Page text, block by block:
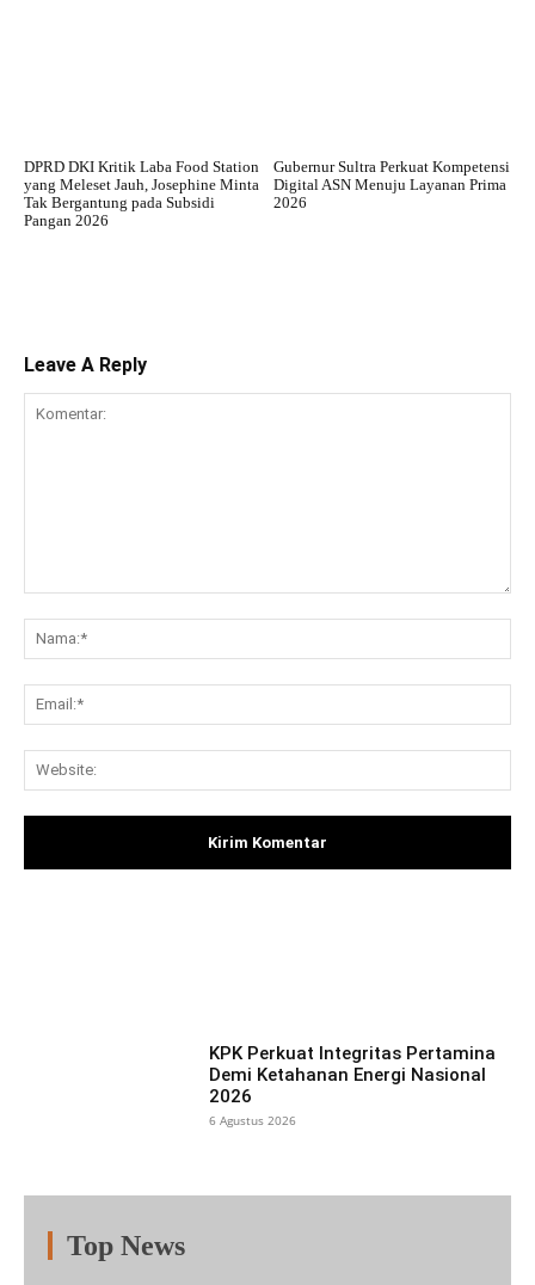
DPRD DKI Kritik Laba Food Station
yang Meleset Jauh, Josephine Minta
Tak Bergantung pada Subsidi
Pangan 2026
Gubernur Sultra Perkuat Kompetensi
Digital ASN Menuju Layanan Prima
2026
Leave A Reply
KPK Perkuat Integritas Pertamina
Demi Ketahanan Energi Nasional
2026
6 Agustus 2026
Top News